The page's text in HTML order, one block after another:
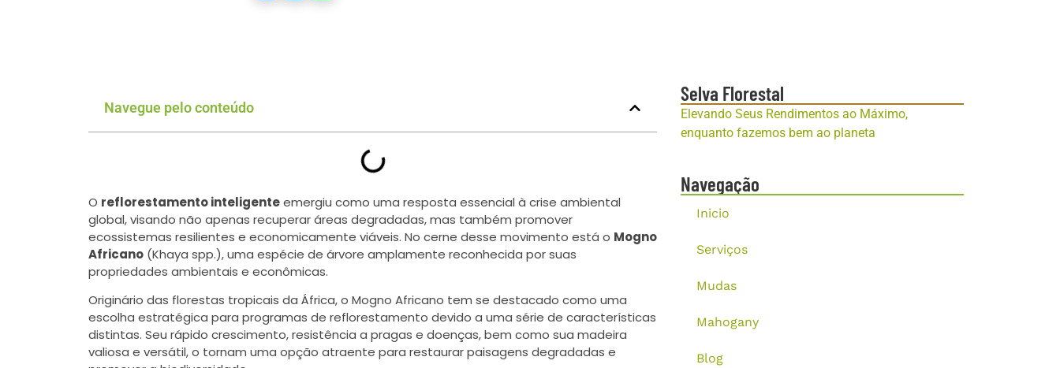
Navegue pelo conteúdo
O reflorestamento inteligenteemergiu como uma resposta essencial à crise ambiental
global, visando não apenas recuperar áreas degradadas, mas também promover
ecossistemas resilientes e economicamente viáveis. No cerne desse movimento está o Mogno
Africano (Khaya spp.), uma espécie de árvore amplamente reconhecida por suas
propriedades ambientais e econômicas.
Originário das florestas tropicais da África, o Mogno Africano tem se destacado como uma
escolha estratégica para programas de reflorestamento devido a uma série de características
distintas. Seu rápido crescimento, resistência a pragas e doenças, bem como sua madeira
valiosa e versátil, o tornam uma opção atraente para restaurar paisagens degradadas e
Selva Florestal
Elevando Seus Rendimentos ao Máximo,
enquanto fazemos bem ao planeta
Navegação
Inicio
Serviços
Mudas
Mahogany
Blog